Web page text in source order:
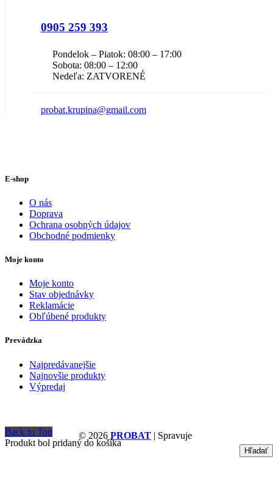
0905 259 393
Pondelok – Piatok: 08:00 – 17:00
Sobota: 08:00 – 12:00
Nedeľa: ZATVORENÉ
probat.krupina@gmail.com
E-shop
O nás
Doprava
Ochrana osobných údajov
Obchodné podmienky
Moje konto
Moje konto
Stav objednávky
Reklamácie
Obľúbené produkty
Prevádzka
Najpredávanejšie
Najnovšie produkty
Výpredaj
© 2026 PROBAT | Spravuje
Back to Top
Produkt bol pridaný do košíka